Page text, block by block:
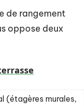
de rangement
oppose deux
(étagères murales,